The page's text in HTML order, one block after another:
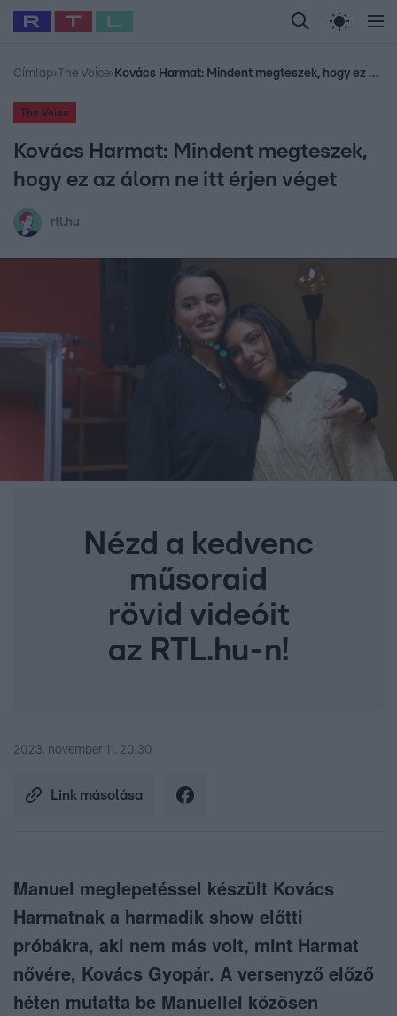
Legfrissebb RTL Híradó Randi Celeb vagyok,
Babits Marcella Most Wanted Gallusz
Címlap› The Voice› Kovács Harmat: Mindent megteszek, hogy ez az álom ne itt érjen véget
The Voice
Kovács Harmat: Mindent megteszek,
hogy ez az álom ne itt érjen véget
rtl.hu
Nézd a kedvenc
műsoraid
rövid videóit
az RTL.hu-n!
2023. november 11. 20:30
Link másolása
Manuel meglepetéssel készült Kovács
Harmatnak a harmadik show előtti
próbákra, aki nem más volt, mint Harmat
nővére, Kovács Gyopár. A versenyző előző
héten mutatta be Manuellel közösen